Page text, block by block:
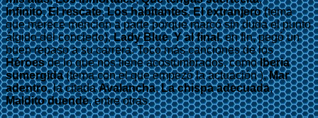
Infinito,El rescate,Los habitantes,El extranjero(tema
que merece mención a parte porque marcó sin duda el punto
álgido del concierto),Lady Blue,Y al final, en fin, pegó un
buen repaso a su carrera. Tocó más canciones de los
Héroesde lo que nos tiene acostumbrados, comoIberia
sumergida(tema con el que empezó la actuación ),Mar
adentro, la citadaAvalancha,La chispa adecuada,
Maldito duende, entre otras.